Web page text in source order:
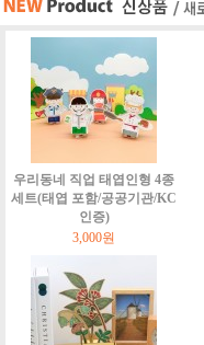
우리동네 직업 태엽인형 4종
세트(태엽 포함/공공기관/KC
인증)
3,000원